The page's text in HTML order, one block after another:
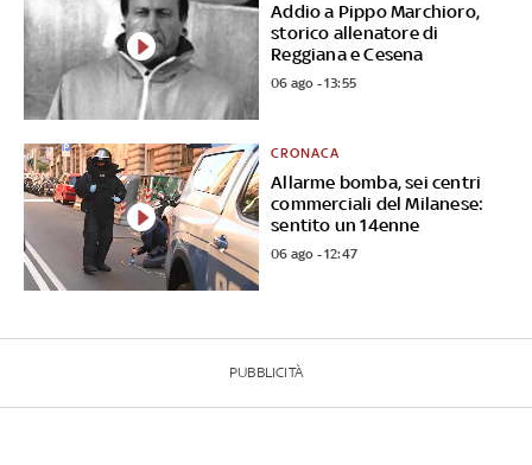
Addio a Pippo Marchioro,
storico allenatore di
Reggiana e Cesena
06 ago - 13:55
Allarme bomba, sei centri
commerciali del Milanese:
sentito un 14enne
CRONACA
06 ago - 12:47
PUBBLICITÀ